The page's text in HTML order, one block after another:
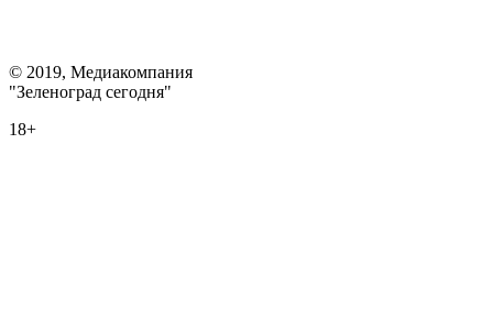
© 2019, Медиакомпания
"Зеленоград сегодня"
18+